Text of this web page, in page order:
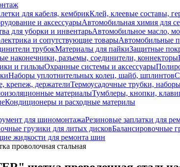
для кабеля, кембрикКлей, клеевые составы,
и аксессуарыАвтомобильная химия для
для уборки и инвентарьАвтомобильное масло,
и сопутствующие товарыАвтомобильные
трубокМатериалы для пайкиЗащитные
наконечники, разъемы, соединители, коннекторы
и гильзыОхранные системы и аксессуары
Наборы уплотнительных колец, шайб, шплинтов
крепеж, держателиТермоусадочные трубки,
материалыТумблеры, кнопки,
Кондиционеры и расходные материлы
для шиномонтажаРезиновые заплатки для
грузики для литых дисковБалансировочные
жидкости для ремонта шин
проволочная стальная